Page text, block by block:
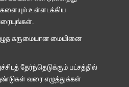
உள்ளடக்கிய
கருமையான மையினை
தேர்ந்தெடுக்கும் பட்சத்தில்
வரை எழுத்துக்கள்